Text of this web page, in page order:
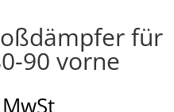
für
90 vorne